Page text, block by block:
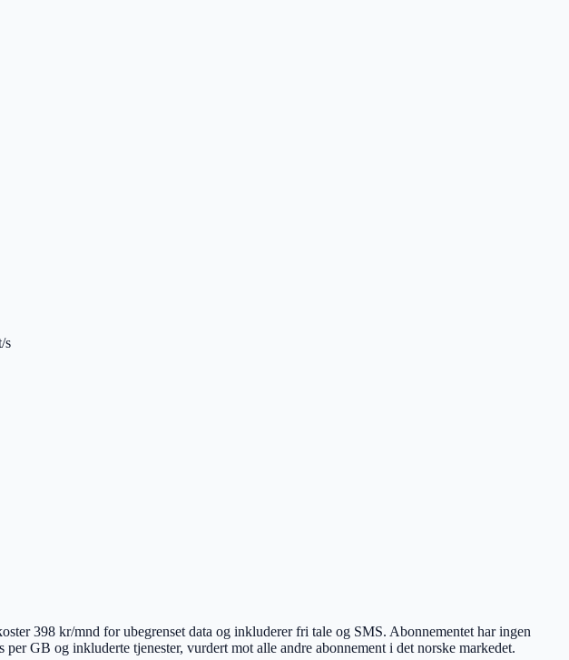
s
398 kr/mnd for ubegrenset data og inkluderer fri tale og SMS. Abonnementet har ingen
GB og inkluderte tjenester, vurdert mot alle andre abonnement i det norske markedet.